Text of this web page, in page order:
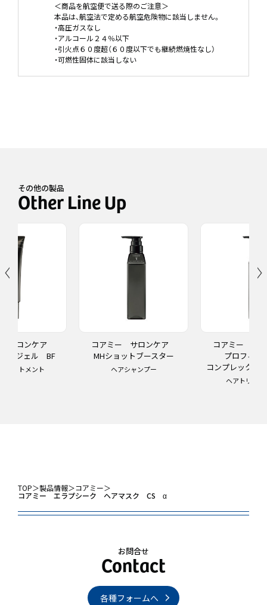
＜商品を航空便で送る際のご注意＞
本品は、航空法で定める航空危険物に該当しません。
・高圧ガスなし
・アルコール２４％以下
・引火点６０度超（６０度以下でも継続燃焼性なし）
・可燃性固体に該当しない
その他の製品
サロンケア
ー ジェル BF
リートメント
コアミー サロンケア
MHショットブースター
ヘアシャンプー
コアミー サ
プロフィ
コンプレックス
ヘアトリー
TOP＞製品情報＞コアミー＞
コアミー エラプシーク ヘアマスク CS α
お問合せ
各種フォームへ